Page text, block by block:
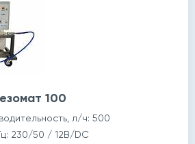
100
л/ч: 500
230/50 / 12В/DС